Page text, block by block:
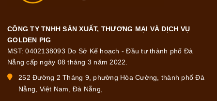
CÔNG TY TNHH SẢN XUẤT, THƯƠNG MẠI VÀ DỊCH VỤ
GOLDEN PIG
MST: 0402138093 Do Sở Kế hoạch - Đầu tư thành phố Đà
Nẵng cấp ngày 08 tháng 3 năm 2022.
252 Đường 2 Tháng 9, phường Hòa Cường, thành phố Đà
Nẵng, Việt Nam, Đà Nẵng,